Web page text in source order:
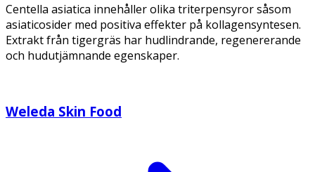
Centella asiatica innehåller olika triterpensyror såsom
asiaticosider med positiva effekter på kollagensyntesen.
Extrakt från tigergräs har hudlindrande, regenererande
och hudutjämnande egenskaper.
Weleda Skin Food